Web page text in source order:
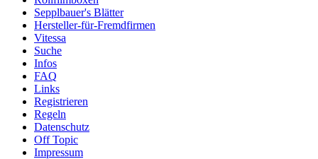
Sepplbauer's Blätter
Hersteller-für-Fremdfirmen
Vitessa
Suche
Infos
FAQ
Links
Registrieren
Regeln
Datenschutz
Off Topic
Impressum